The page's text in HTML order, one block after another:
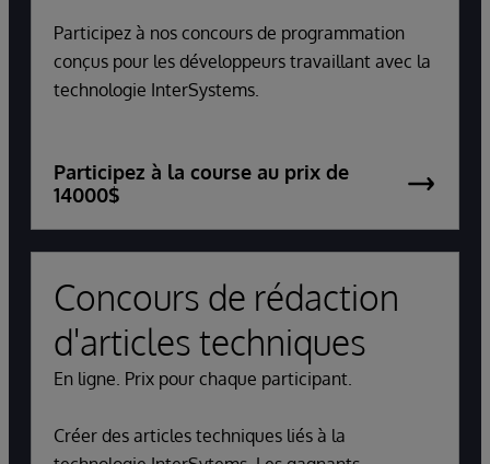
Participez à nos concours de programmation
conçus pour les développeurs travaillant avec la
technologie InterSystems.
Participez à la course au prix de
14000$
Concours de rédaction
d'articles techniques
En ligne. Prix pour chaque participant.
Créer des articles techniques liés à la